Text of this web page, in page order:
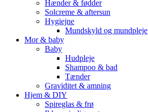
Hænder & fødder
Solcreme & aftersun
Hygiejne
Mundskyld og mundpleje
Mor & baby
Baby
Hudpleje
Shampoo & bad
Tænder
Graviditet & amning
Hjem & DIY
Spireglas & frø